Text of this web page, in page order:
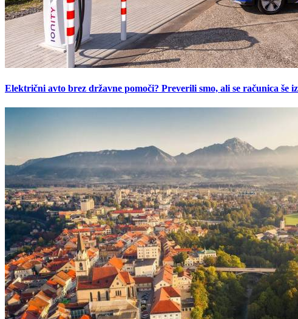
Električni avto brez državne pomoči? Preverili smo, ali se računica še